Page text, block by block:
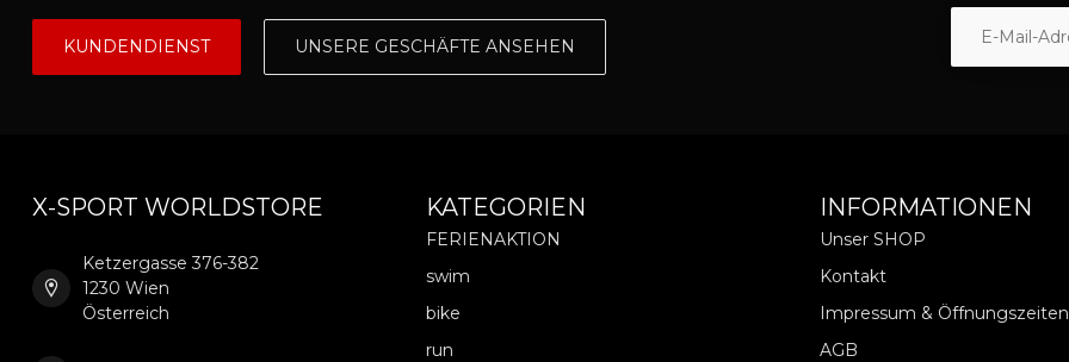
KUNDENDIENST UNSERE GESCHÄFTE ANSEHEN
X-SPORT WORLDSTORE
Ketzergasse 376-382
1230 Wien
Österreich
KATEGORIEN
FERIENAKTION
swim
bike
run
INFORMATIONEN
Unser SHOP
Kontakt
Impressum & Öffnungszeiten
AGB